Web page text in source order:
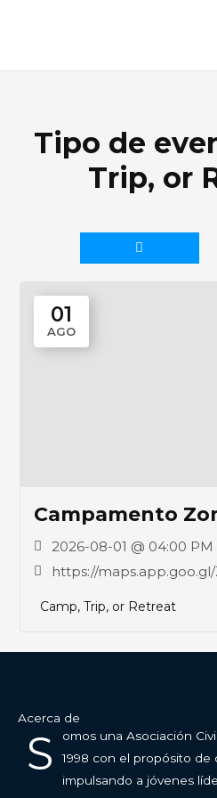
Tipo de
Trip, or
01
AGO
Campamento
2026-08-01 @ 04:00
https://maps.app.goo.gl/
Camp, Trip, or Retreat
Acerca de
S
omos una Asociación
1998 con el propósito
impulsando a jóvenes